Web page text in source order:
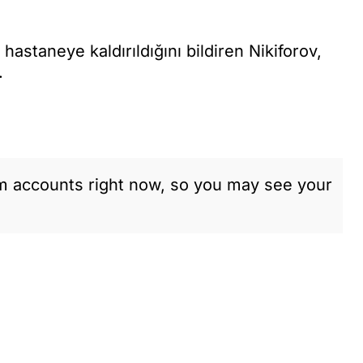
kaldırıldığını bildiren Nikiforov,
accounts right now, so you may see your